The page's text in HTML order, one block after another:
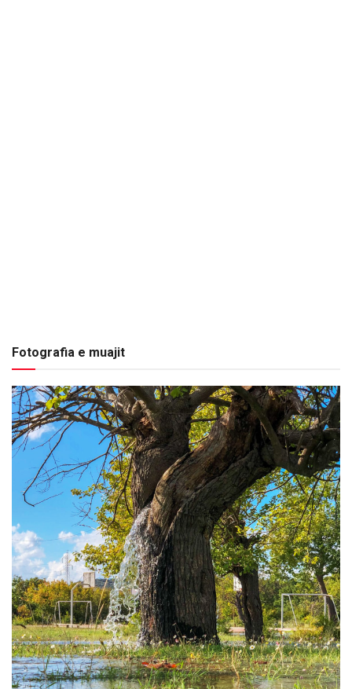
Fotografia e muajit